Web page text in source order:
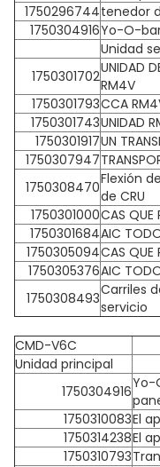
1750296744tenedor
1750304916Yo-O-
Unidad
1750301702UNIDAD
RM4V
1750301793CCA
1750301743UNIDAD
1750301917UN
1750307947
1750308470Flexión
de CRU
1750301000CAS QUE
1750301684AIC
1750305094CAS QUE
1750305376AIC
1750308493Carriles
servicio
CMD-V6C
Unidad principal
1750304916Yo-
1750310083El
1750314238El
1750310793